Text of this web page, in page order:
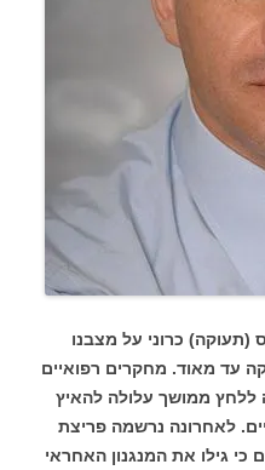
כרוני על מצבנו
עד מאוד. מחקרים רפואיים
ללחץ ממושך עלולה להאיץ
לאחרונה נרשמה פריצת
גילו את המנגנון האחראי